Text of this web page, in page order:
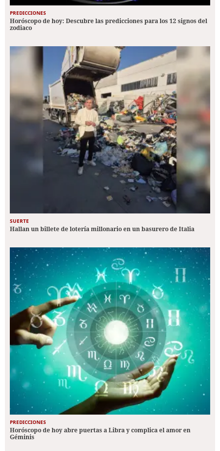
PREDICCIONES
Horóscopo de hoy: Descubre las predicciones para los 12 signos del
zodiaco
SUERTE
Hallan un billete de lotería millonario en un basurero de Italia
PREDICCIONES
Horóscopo de hoy abre puertas a Libra y complica el amor en
Géminis